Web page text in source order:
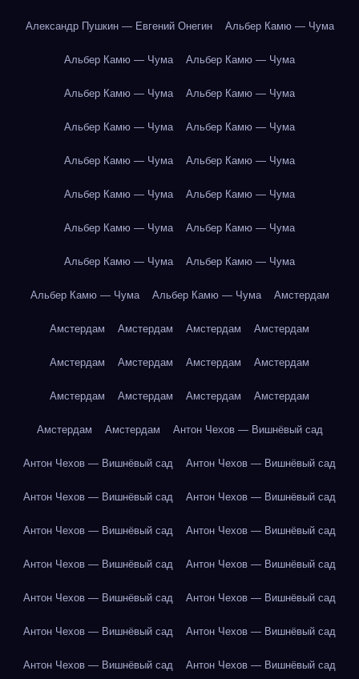
Александр Пушкин — Евгений Онегин Альбер Камю — Чума
Альбер Камю — Чума Альбер Камю — Чума
Альбер Камю — Чума Альбер Камю — Чума
Альбер Камю — Чума Альбер Камю — Чума
Альбер Камю — Чума Альбер Камю — Чума
Альбер Камю — Чума Альбер Камю — Чума
Альбер Камю — Чума Альбер Камю — Чума
Альбер Камю — Чума Альбер Камю — Чума
Альбер Камю — Чума Альбер Камю — Чума Амстердам
Амстердам Амстердам Амстердам Амстердам
Амстердам Амстердам Амстердам Амстердам
Амстердам Амстердам Амстердам Амстердам
Амстердам Амстердам Антон Чехов — Вишнёвый сад
Антон Чехов — Вишнёвый сад Антон Чехов — Вишнёвый сад
Антон Чехов — Вишнёвый сад Антон Чехов — Вишнёвый сад
Антон Чехов — Вишнёвый сад Антон Чехов — Вишнёвый сад
Антон Чехов — Вишнёвый сад Антон Чехов — Вишнёвый сад
Антон Чехов — Вишнёвый сад Антон Чехов — Вишнёвый сад
Антон Чехов — Вишнёвый сад Антон Чехов — Вишнёвый сад
Антон Чехов — Вишнёвый сад Антон Чехов — Вишнёвый сад